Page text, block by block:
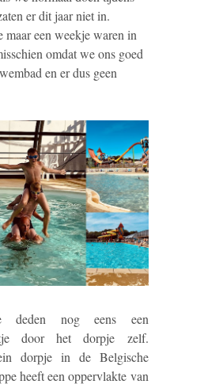
er dit jaar niet in.
een weekje waren in
omdat we ons goed
en er dus geen
deden nog eens een
door het dorpje zelf.
dorpje in de Belgische
heeft een oppervlakte van